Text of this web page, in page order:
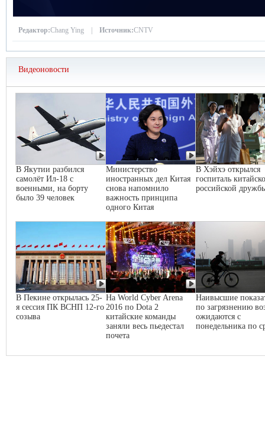
Редактор:Chang Ying | Источник:CNTV
Видеоновости
В Якутии разбился
самолёт Ил-18 с
военными, на борту
было 39 человек
Министерство
иностранных дел Китая
снова напомнило
важность принципа
одного Китая
В Хэйхэ открылся
госпиталь
российской
В Пекине открылась 25-
я сессия ПК ВСНП 12-го
созыва
На World Cyber Arena
2016 по Dota 2
китайские команды
заняли весь пьедестал
почета
Наивысшие
по загрязнению
ожидаются с
понедельника по